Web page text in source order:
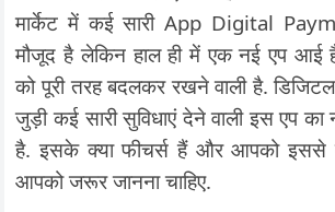
मार्केट में कई सारी App Digital
मौजूद है लेकिन हाल ही में एक नई एप आई
को पूरी तरह बदलकर रखने वाली है.
जुड़ी कई सारी सुविधाएं देने वाली इस एप
है. इसके क्या फीचर्स हैं और आपको इससे
आपको जरूर जानना चाहिए.